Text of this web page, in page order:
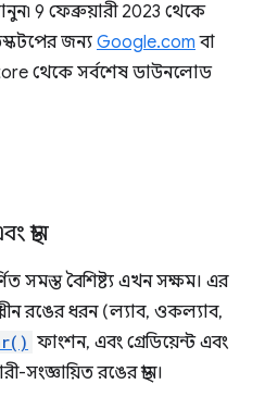
9 ফেব্রুয়ারী 2023 থেকে
জন্যGoogle.com বা
থেকে সর্বশেষ ডাউনলোড
সমস্ত বৈশিষ্ট্য এখন সক্ষম। এর
রঙের ধরন (ল্যাব, ওকল্যাব,
ফাংশন, এবং গ্রেডিয়েন্ট এবং
সংজ্ঞায়িত রঙের স্থান।